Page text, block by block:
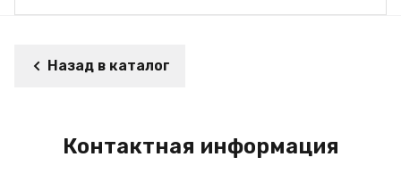
Назад в каталог
Контактная информация